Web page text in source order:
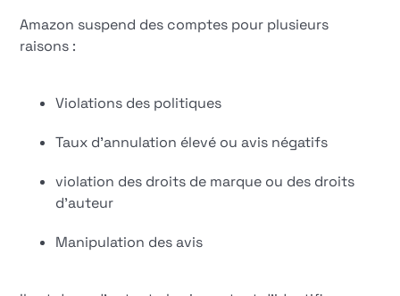
Amazon suspend des comptes pour plusieurs
raisons :
Violations des politiques
Taux d'annulation élevé ou avis négatifs
violation des droits de marque ou des droits
d'auteur
Manipulation des avis